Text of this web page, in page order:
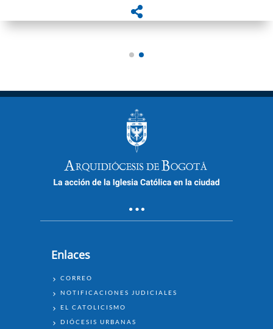
Enlaces
ENLACES
CORREO
NOTIFICACIONES JUDICIALES
EL CATOLICISMO
DIÓCESIS URBANAS